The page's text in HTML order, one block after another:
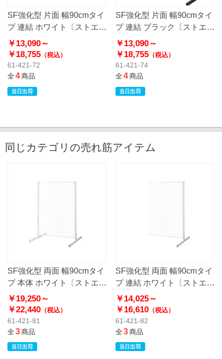
SF強化型 片面 幅90cmタイ
プ 連結 ホワイト〔ストエキ
オリジナル〕
￥13,090～
￥18,755 （税込）
61-421-72
全4商品
SF強化型 片面 幅90cmタイ
プ 連結 ブラック〔ストエキ
オリジナル〕
￥13,090～
￥18,755（税込）
61-421-74
全4商品
同じカテゴリの売れ筋アイテム
SF強化型 両面 幅90cmタイ
プ 本体 ホワイト〔ストエキ
オリジナル〕
￥19,250～
￥22,440 （税込）
61-421-81
全3商品
SF強化型 両面 幅90cmタイ
プ 連結 ホワイト〔ストエキ
オリジナル〕
￥14,025～
￥16,610（税込）
61-421-82
全3商品